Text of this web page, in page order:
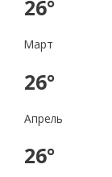
26°
Март
26°
Апрель
26°